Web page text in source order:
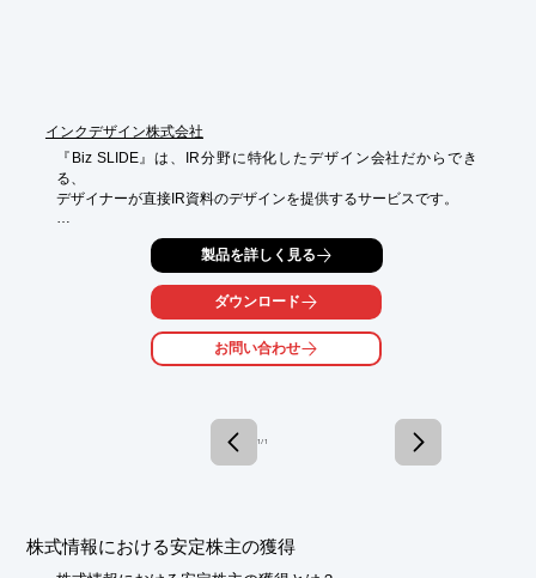
インクデザイン株式会社
『Biz SLIDE』は、IR分野に特化したデザイン会社だからでき
る、
デザイナーが直接IR資料のデザインを提供するサービスです。
培ったデザインスキルで情報を整理してデザインを実施。
わかりやすさという機能が備わった資料は自然と機能美を備えま
また当社は、IR関連の制作物に特化したデザインチームなので、
資料を元にした株主通信や、webコンテンツへの流用も企画から
デザイン、コーディングまで社内で行えます。
■デザイナー直結だからレスポンスが速い
■IR特化のチームだから資料以外の制作も可能
製品を詳しく見る
ダウンロード
お問い合わせ
1 / 1
株式情報における安定株主の獲得